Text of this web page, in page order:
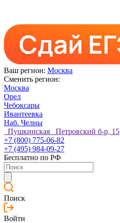
Ваш регион: Москва
Сменить регион:
Москва
Орел
Чебоксары
Ивантеевка
Наб. Челны
Пушкинская Петровский б-р, 15
+7 (800) 775-06-82
+7 (495) 984-09-27
Бесплатно по РФ
Поиск
Войти